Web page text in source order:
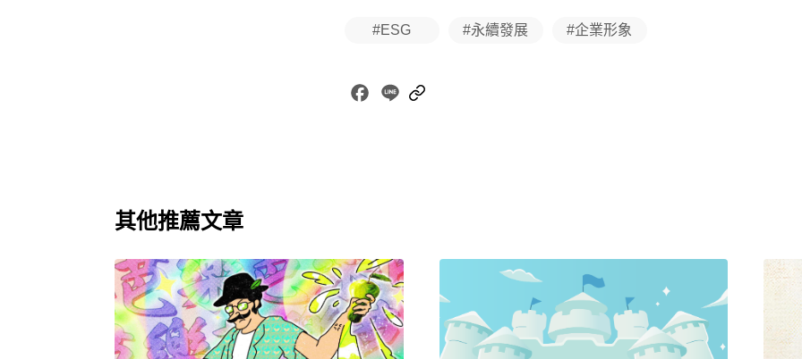
#ESG #永續發展 #企業形象
Facebook
Line
Copy
其他推薦文章